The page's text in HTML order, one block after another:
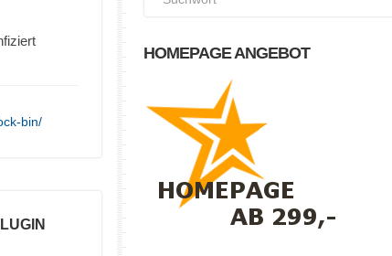
bin/
HOMEPAGE ANGEBOT